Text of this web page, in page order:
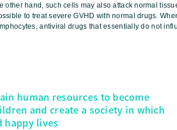
other hand, such cells may also attack normal
to treat severe GVHD with normal drugs.
antiviral drugs that essentially do not
human resources to become
and create a society in which
happy lives